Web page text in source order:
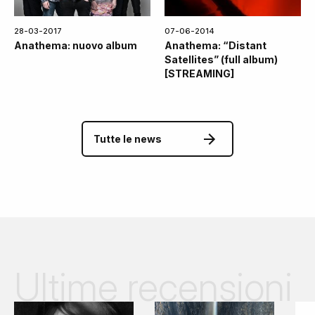
28-03-2017
Anathema: nuovo album
07-06-2014
Anathema: “Distant
Satellites” (full album)
[STREAMING]
Tutte le news